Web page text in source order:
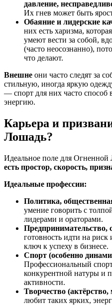
давление,
Их гнев может быть
Обаяние и лидерские
них есть харизма,
умеют вести за собой,
(часто неосознанно),
что делают.
Внешне они часто следят за
стильную, иногда яркую
— спорт для них часто способ
энергию.
Карьера и
Лошадь?
Идеальное поле для
есть простор, скорость,
Идеальные профессии:
Политика,
умение говорить с
лидерами и ораторами.
Предпринимательство,
готовность идти на
ключ к успеху в бизнесе.
Спорт (особенно
Профессиональный
конкурентной натуры и
активности.
Творчество
любит таких ярких,